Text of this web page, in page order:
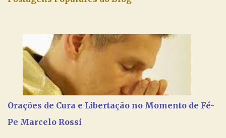
esta abençoada semana de orações no programa de rádio
tenha fé, creia firmemente e ore incessantemente até que o
Kairós aconteça em sua vida. Fique no Amor Ágape de Jesus e
no Amor Materno de Nossa Senhora. Adriana-Devoção e Fé
Mensagem do Padre Marcelo Rossi por E-mail: Amados!! Nesta
quarta feira, vamos orar pelas pessoas que sofrem com as
doenças do coração, NO SAGRADO CORAÇÃO DE JESUS E NO
Orações de Cura e Libertação no Momento de Fé-
Pe Marcelo Rossi